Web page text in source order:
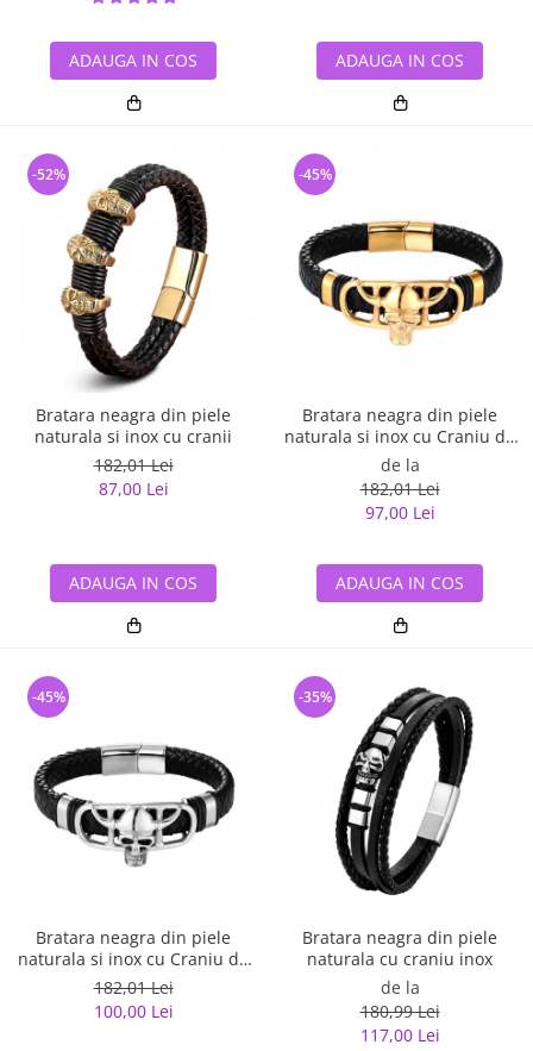
ADAUGA IN COS ADAUGA IN COS
Bratara neagra din piele
naturala si inox cu cranii
182,01 Lei
87,00 Lei
-52%
ADAUGA IN COS
Bratara neagra din piele
naturala si inox cu Craniu de
Viking
de la
182,01 Lei
97,00 Lei
-45%
ADAUGA IN COS
Bratara neagra din piele
naturala si inox cu Craniu de
Viking
182,01 Lei
100,00 Lei
-45%
Bratara neagra din piele
naturala cu craniu inox
de la
180,99 Lei
117,00 Lei
-35%